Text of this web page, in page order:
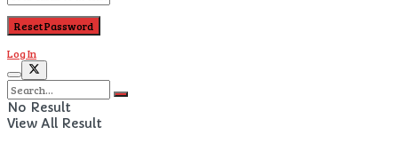
Log In
No Result
View All Result